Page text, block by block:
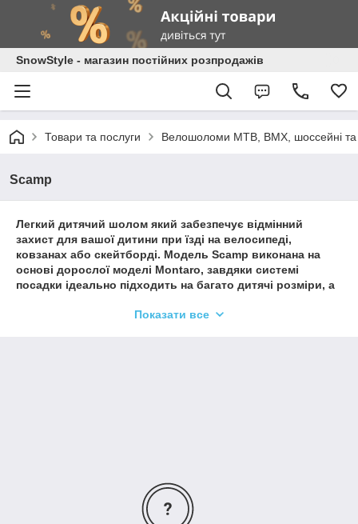
SnowStyle - магазин постійних розпродажів
Товари та послуги Велошоломи MTB, BMX, шоссейні та
Scamp
Легкий дитячий шолом який забезпечує відмінний
захист для вашої дитини при їзді на велосипеді,
ковзанах або скейтборді. Модель Scamp виконана на
основі дорослої моделі Montaro, завдяки системі
посадки ідеально підходить на багато дитячі розміри, а
своїми радощами без неприємного потовиділення. У
Показати все